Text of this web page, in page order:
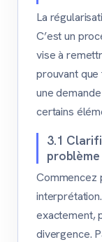
La
C’est un
vise à
prouvant
une
certains
3.1
problème
Commencez
exactement,
divergence.